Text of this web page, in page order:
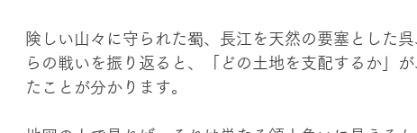
険しい山々に守られた蜀、長江を天然の要塞とした
らの戦いを振り返ると、「どの土地を支配するか」
たことが分かります。